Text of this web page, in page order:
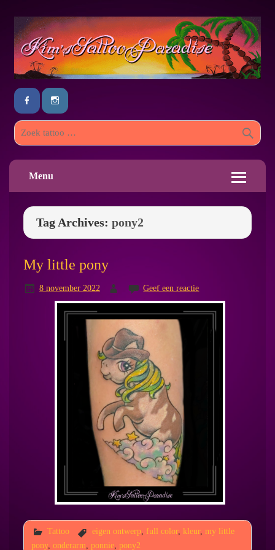
Menu
Tag Archives: pony2
My little pony
8 november 2022 Geef een reactie
Tattoo eigen ontwerp, full color, kleur, my little
pony, onderarm ponnie, pony2